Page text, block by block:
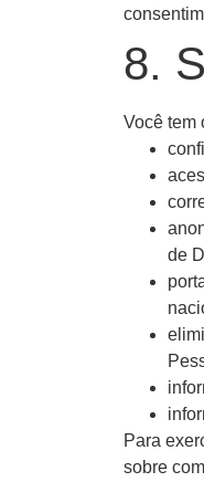
8.
Você tem
de
Para
sobre